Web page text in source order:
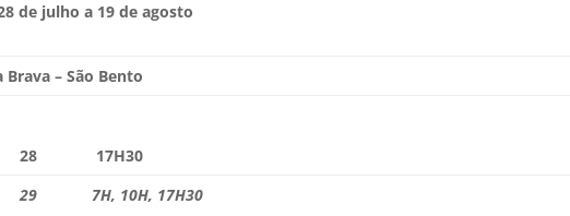
de julho a 19 de agosto
– São Bento
28
17H30
29 7H, 10H, 17H30